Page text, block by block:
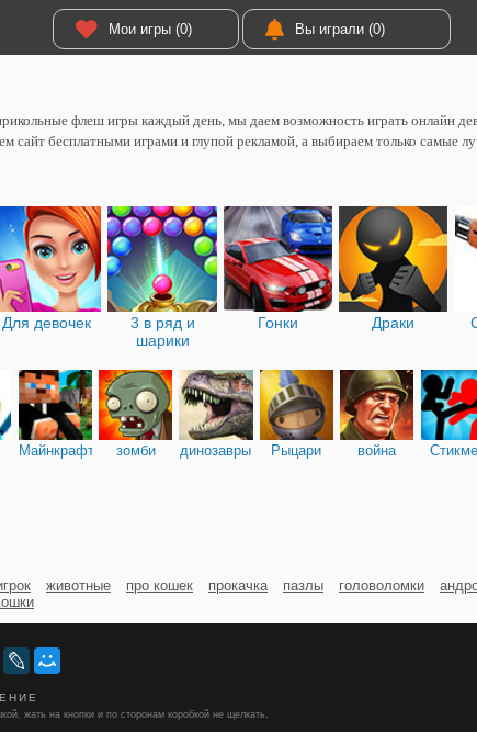
Мои игры (0) Вы играли (0)
флеш игры каждый день, мы даем возможность играть онлайн
сайт бесплатными играми и глупой рекламой, а выбираем только самые
Для девочек
3 в ряд и
шарики
Гонки Драки
Майнкрафт зомби динозавры Рыцари война
животные про кошек прокачка пазлы головоломки
жать на кнопки и по сторонам коробкой не щелкать.